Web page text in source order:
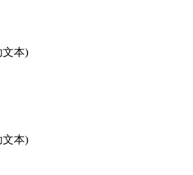
文本)
文本)